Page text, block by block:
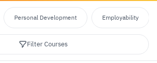
Personal Development Employability
Filter Courses